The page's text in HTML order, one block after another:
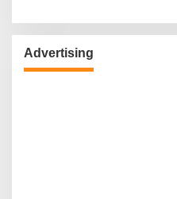
Advertising